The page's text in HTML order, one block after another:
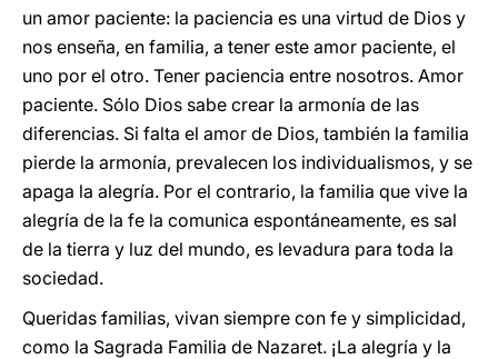
un amor paciente: la paciencia es una virtud de Dios y
nos enseña, en familia, a tener este amor paciente, el
uno por el otro. Tener paciencia entre nosotros. Amor
paciente. Sólo Dios sabe crear la armonía de las
diferencias. Si falta el amor de Dios, también la familia
pierde la armonía, prevalecen los individualismos, y se
apaga la alegría. Por el contrario, la familia que vive la
alegría de la fe la comunica espontáneamente, es sal
de la tierra y luz del mundo, es levadura para toda la
sociedad.
Queridas familias, vivan siempre con fe y simplicidad,
como la Sagrada Familia de Nazaret. ¡La alegría y la